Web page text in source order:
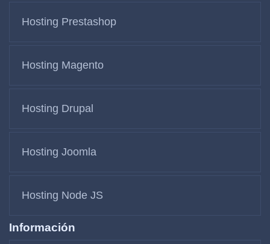
Hosting Prestashop
Hosting Magento
Hosting Drupal
Hosting Joomla
Hosting Node JS
Información